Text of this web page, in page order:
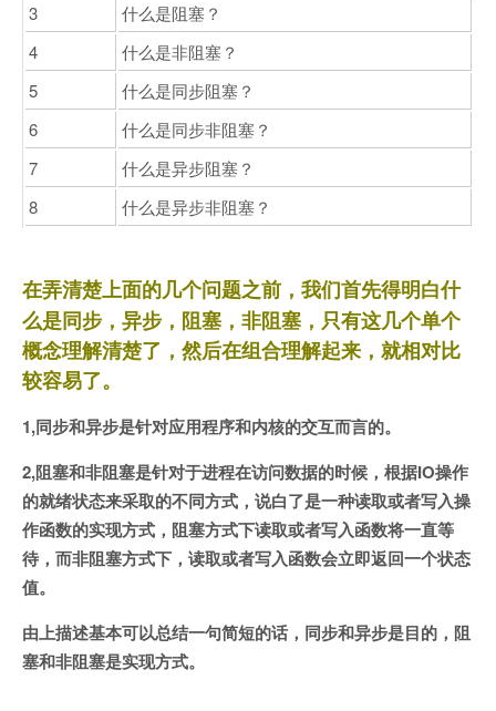
3
什么是阻塞？
4
什么是非阻塞？
5
什么是同步阻塞？
6
什么是同步非阻塞？
7
什么是异步阻塞？
8
什么是异步非阻塞？
在弄清楚上面的几个问题之前，我们首先得明白什
么是同步，异步，阻塞，非阻塞，只有这几个单个
概念理解清楚了，然后在组合理解起来，就相对比
较容易了。
1,同步和异步是针对应用程序和内核的交互而言的。
2,阻塞和非阻塞是针对于进程在访问数据的时候，根据IO操作
的就绪状态来采取的不同方式，说白了是一种读取或者写入操
作函数的实现方式，阻塞方式下读取或者写入函数将一直等
待，而非阻塞方式下，读取或者写入函数会立即返回一个状态
值。
由上描述基本可以总结一句简短的话，同步和异步是目的，阻
塞和非阻塞是实现方式。